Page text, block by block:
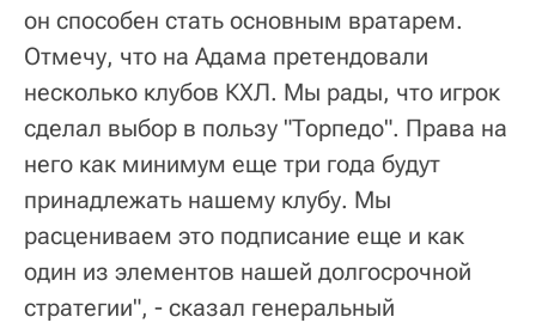
он способен стать основным вратарем.
Отмечу, что на Адама претендовали
несколько клубов КХЛ. Мы рады, что игрок
сделал выбор в пользу "Торпедо". Права на
него как минимум еще три года будут
принадлежать нашему клубу. Мы
расцениваем это подписание еще и как
один из элементов нашей долгосрочной
стратегии", - сказал генеральный